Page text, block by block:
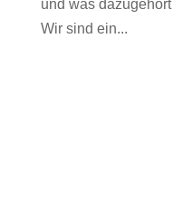
und was
Wir sind ein...